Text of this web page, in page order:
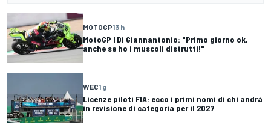
MOTOGP13 h
MotoGP | Di Giannantonio: "Primo giorno ok,
anche se ho i muscoli distrutti!"
WEC1 g
Licenze piloti FIA: ecco i primi nomi di chi andrà
in revisione di categoria per il 2027